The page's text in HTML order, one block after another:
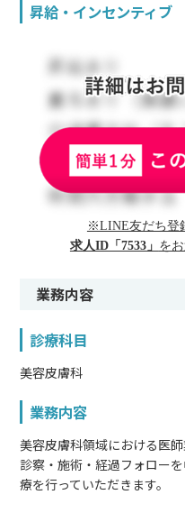
昇給・インセンティブ
※LINE友だち登
求人ID「7533」 を
業務内容
診療科目
美容皮膚科
業務内容
美容皮膚科領域における医
診察・施術・経過フォロー
療を行っていただきます。